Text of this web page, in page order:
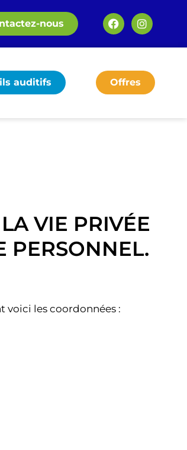
nous
auditifs Offres
VIE PRIVÉE
PERSONNEL.
voici les coordonnées :